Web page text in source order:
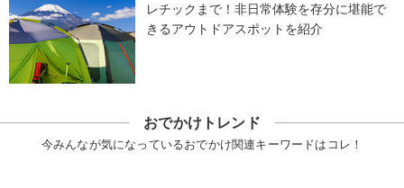
レチックまで！非日常体験を存分に堪能で
きるアウトドアスポットを紹介
おでかけトレンド
今みんなが気になっているおでかけ関連キーワードはコレ！